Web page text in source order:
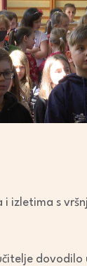
izletima s
dovodilo